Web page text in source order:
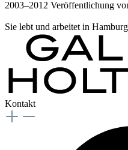
2003–2012 Veröffentlichung
Sie lebt und arbeitet in
Kontakt